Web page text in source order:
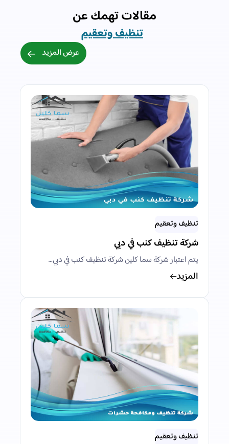
مقالات تهمك عن
تنظيف وتعقيم
عرض المزيد
تنظيف وتعقيم
شركة تنظيف كنب في دبي
يتم اعتبار شركة سما كلين شركة تنظيف كنب في دبي…
المزيد
تنظيف وتعقيم